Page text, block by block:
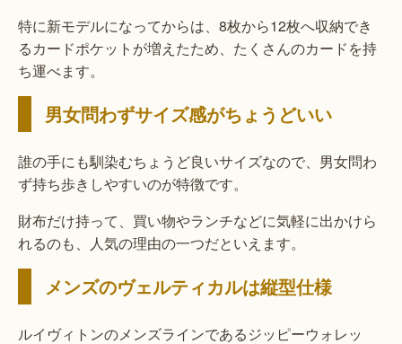
特に新モデルになってからは、8枚から12枚へ収納でき
るカードポケットが増えたため、たくさんのカードを持
ち運べます。
男女問わずサイズ感がちょうどいい
誰の手にも馴染むちょうど良いサイズなので、男女問わ
ず持ち歩きしやすいのが特徴です。
財布だけ持って、買い物やランチなどに気軽に出かけら
れるのも、人気の理由の一つだといえます。
メンズのヴェルティカルは縦型仕様
ルイヴィトンのメンズラインであるジッピーウォレッ